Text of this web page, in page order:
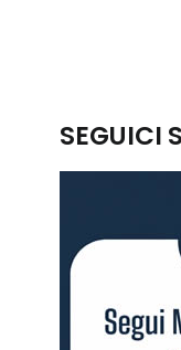
SEGUICI